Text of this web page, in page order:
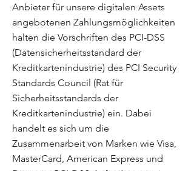
Anbieter für unsere digitalen Assets
angebotenen Zahlungsmöglichkeiten
halten die Vorschriften des PCI-DSS
(Datensicherheitsstandard der
Kreditkartenindustrie) des PCI Security
Standards Council (Rat für
Sicherheitsstandards der
Kreditkartenindustrie) ein. Dabei
handelt es sich um die
Zusammenarbeit von Marken wie Visa,
MasterCard, American Express und